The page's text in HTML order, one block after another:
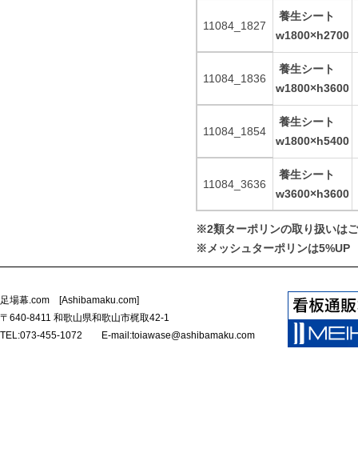
11084_1827
養生シート
w1800×h2700
11084_1836
養生シート
w1800×h3600
11084_1854
養生シート
w1800×h5400
11084_3636
養生シート
w3600×h3600
※2類ターポリンの取り扱いは
※メッシュターポリンは5%UP
足場幕.com [Ashibamaku.com]
〒640-8411 和歌山県和歌山市梶取42-1
TEL:073-455-1072 E-mail:toiawase@ashibamaku.com